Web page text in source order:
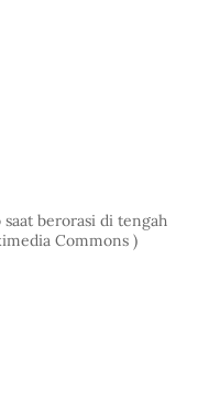
berorasi di tengah
Commons )